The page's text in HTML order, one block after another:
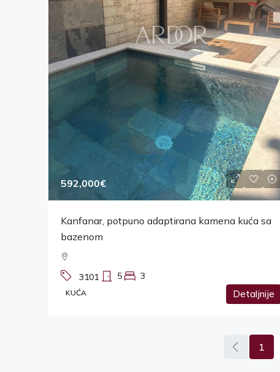
592,000€
Kanfanar, potpuno adaptirana kamena kuća sa
bazenom
3101 5 3
KUĆA Detaljnije
1